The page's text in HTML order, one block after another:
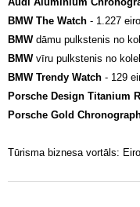
BMW The Watch - 1.227 eiro
BMWdāmu pulkstenis no
BMWvīru pulkstenis no
BMW Trendy Watch - 129
Porsche Design Titanium
Porsche Gold
Tūrisma biznesa vortāls: